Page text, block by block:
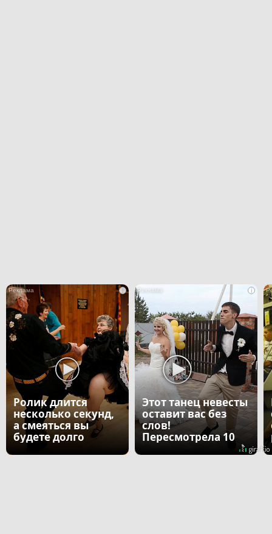
i
Ролик длится
несколько секунд,
а смеяться вы
будете долго
i
Этот танец невесты
оставит вас без
слов!
Пересмотрела 10